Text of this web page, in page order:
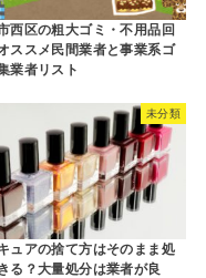
西区の粗大ゴミ・不用品回
ススメ民間業者と事業系ゴ
業者リスト
未分類
ュアの捨て方はそのまま処
る？大量処分は業者が良